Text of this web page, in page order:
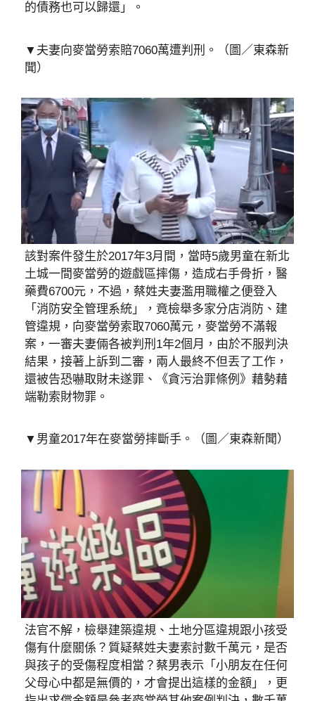
的債務也可以歸還」。
▼夫妻向麥當勞索賠7060萬遭判刑。（圖／東森新
聞）
該對案件發生於2017年3月間，當時5歲男童在新北
土城一間麥當勞的遊戲區摔傷，造成右手骨折，醫
藥費6700元，不過，蔡姓夫妻濫用職權之便登入
「消防安全管理系統」，竟檢舉多家分店消防、建
管違規，向麥當勞索取7060萬元，麥當勞不滿報
案，一審夫妻倆各被判刑1年2個月，由於不服判決
結果，接著上訴到二審，兩人最終不但丟了工作，
還被告恐嚇取財未遂罪、《貪污治罪條例》藉勢藉
端勒索財物罪。
▼男童2017年在麥當勞摔斷手。（圖／東森新聞）
法官不解，檢舉建築違規、土地分區違規跟小孩受
傷有什麼關係？質疑蔡姓夫妻索討數千萬元，是否
與孩子的受傷程度相當？蔡男表示「小朋友在任何
父母心中都是無價的，才會提出這樣的金額」，更